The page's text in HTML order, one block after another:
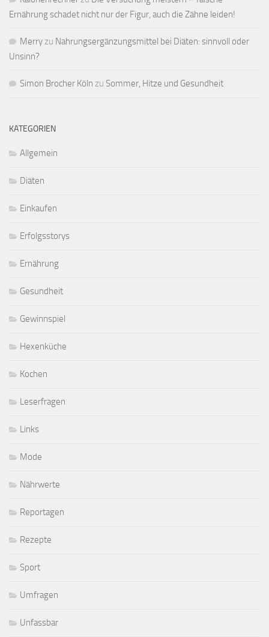
Ernährung schadet nicht nur der Figur, auch die Zähne leiden!
Merryzu Nahrungsergänzungsmittel bei Diäten: sinnvoll oder
Unsinn?
Simon Brocher Köln zu Sommer, Hitze und Gesundheit
KATEGORIEN
Allgemein
Diäten
Einkaufen
Erfolgsstorys
Ernährung
Gesundheit
Gewinnspiel
Hexenküche
Kochen
Leserfragen
Links
Mode
Nährwerte
Reportagen
Rezepte
Sport
Umfragen
Unfassbar